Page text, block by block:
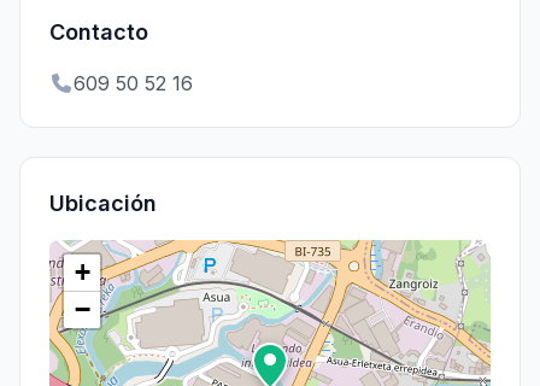
Contacto
609 50 52 16
Ubicación
+
−